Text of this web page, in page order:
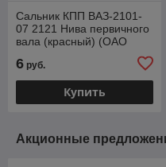
Сальник КПП ВАЗ-2101-
07 2121 Нива первичного
вала (красный) (ОАО
"АВТОВАЗ") фирм.упак.
2101-1701043-83
6 руб.
Купить
Акционные